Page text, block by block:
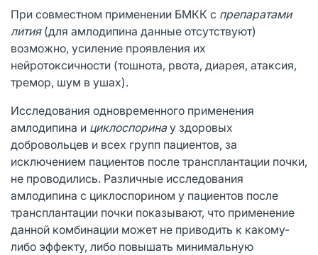
При совместном применении БМКК с препаратами
лития(для амлодипина данные отсутствуют)
возможно, усиление проявления их
нейротоксичности (тошнота, рвота, диарея, атаксия,
тремор, шум в ушах).
Исследования одновременного применения
амлодипина и циклоспоринау здоровых
добровольцев и всех групп пациентов, за
исключением пациентов после трансплантации почки,
не проводились. Различные исследования
амлодипина с циклоспорином у пациентов после
трансплантации почки показывают, что применение
данной комбинации может не приводить к какому-
либо эффекту, либо повышать минимальную